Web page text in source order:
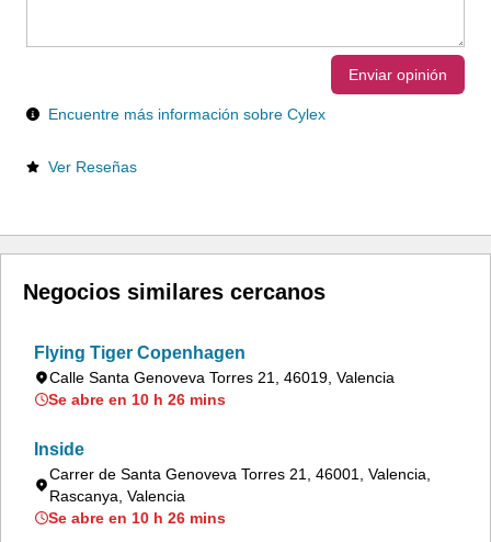
Enviar opinión
Encuentre más información sobre Cylex
Ver Reseñas
Negocios similares cercanos
Flying Tiger Copenhagen
Calle Santa Genoveva Torres 21, 46019, Valencia
Se abre en 10 h 26 mins
Inside
Carrer de Santa Genoveva Torres 21, 46001, Valencia,
Rascanya, Valencia
Se abre en 10 h 26 mins